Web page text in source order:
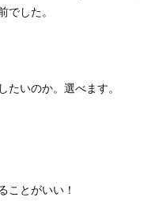
した。
いのか。選べます。
ことがいい！